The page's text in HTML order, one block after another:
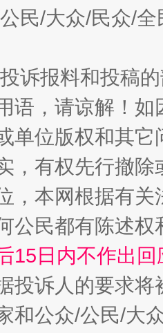
民/大众/民众/
诉报料和投稿
语，请谅解！
单位版权和其它
，有权先行撤
，本网根据有
公民都有陈述
15日内不作出
投诉人的要求将
和公众/公民/大